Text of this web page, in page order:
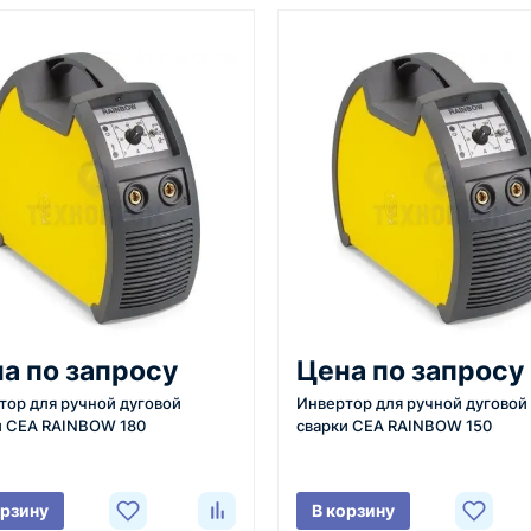
средний срок доставки по
большинству поставок
проверка товара перед
клиенту
с
товара,
и условия
3
оборудование,
рассчитываем стоимость
4
Счёт и
готовим счёт,
принимаем
по запросу
для ручной дуговой
CEA RAINBOW 180
Цена по запросу
Инвертор для ручной дуговой
сварки CEA RAINBOW 150
В корзину